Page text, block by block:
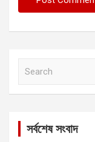
সর্বশেষ সংবাদ